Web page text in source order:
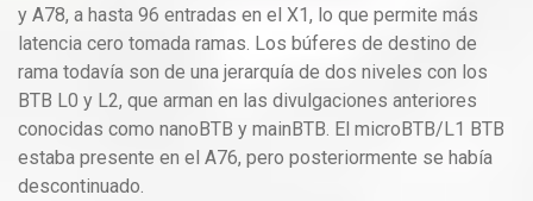
y A78, a hasta 96 entradas en el X1, lo que permite más
latencia cero tomada ramas. Los búferes de destino de
rama todavía son de una jerarquía de dos niveles con los
BTB L0 y L2, que arman en las divulgaciones anteriores
conocidas como nanoBTB y mainBTB. El microBTB/L1 BTB
estaba presente en el A76, pero posteriormente se había
descontinuado.